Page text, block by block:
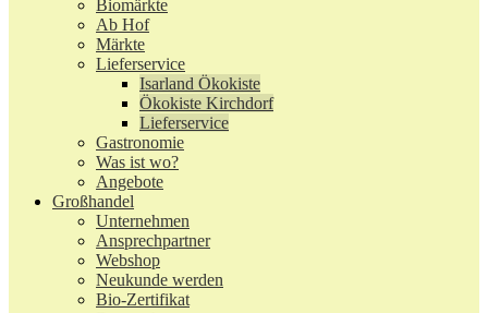
Biomärkte
Ab Hof
Märkte
Lieferservice
Isarland Ökokiste
Ökokiste Kirchdorf
Lieferservice
Gastronomie
Was ist wo?
Angebote
Großhandel
Unternehmen
Ansprechpartner
Webshop
Neukunde werden
Bio-Zertifikat